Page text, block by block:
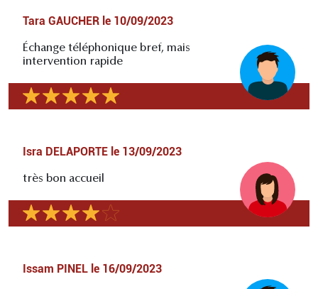
Tara GAUCHER le 10/09/2023
Échange téléphonique bref, mais
intervention rapide
Isra DELAPORTE le 13/09/2023
très bon accueil
Issam PINEL le 16/09/2023